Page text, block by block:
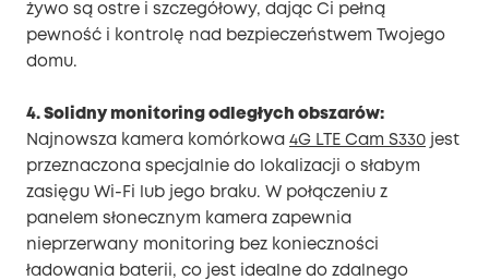
żywo są ostre i szczegółowy, dając Ci pełną
pewność i kontrolę nad bezpieczeństwem Twojego
domu.
4. Solidny monitoring odległych obszarów:
Najnowsza kamera komórkowa 4G LTE Cam S330 jest
przeznaczona specjalnie do lokalizacji o słabym
zasięgu Wi-Fi lub jego braku. W połączeniu z
panelem słonecznym kamera zapewnia
nieprzerwany monitoring bez konieczności
ładowania baterii, co jest idealne do zdalnego